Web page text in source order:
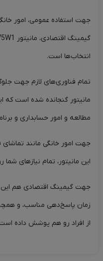
جهت استفاده عمومی، امور
انتخاب‌ها است.
تمام فناوری‌های لازم جهت
مانیتور گنجانده شده است که
مطالعه و امور حسابداری و
این مانیتور، تمام نیازهای
جهت گیمینگ اقتصادی هم این
از افراد رو هم پوشش داده